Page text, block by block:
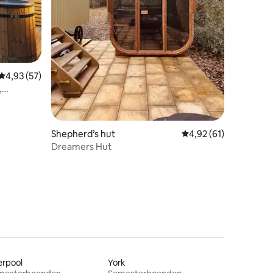
av 5 i genomsnittligt betyg, 57 omdömen
4,93 (57)
Shepherd’s hut 4,92 av 5 i
4,92 (61)
Dreamers Hut
York